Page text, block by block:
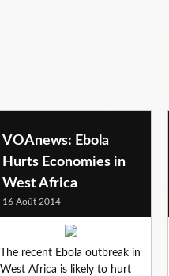
VOAnews: Ebola
Hurts Economies in
West Africa
16 Août 2014
The recent Ebola outbreak in
West Africa is likely to hurt